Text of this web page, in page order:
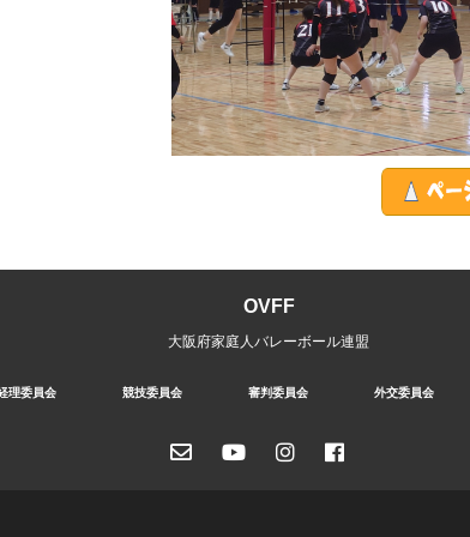
OVFF
大阪府家庭人バレーボール連盟
理委員会 競技委員会 審判委員会 外交委員会